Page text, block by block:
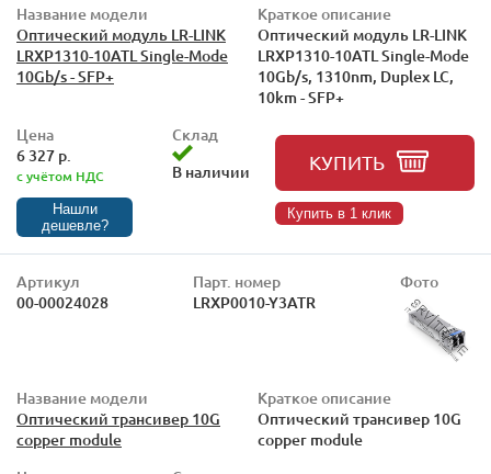
Название модели
Оптический модуль LR-LINK
LRXP1310-10ATL Single-Mode
10Gb/s - SFP+
Краткое описание
Оптический модуль LR-LINK
LRXP1310-10ATL Single-Mode
10Gb/s, 1310nm, Duplex LC,
10km - SFP+
Цена
6 327 р.
с учётом НДС
Нашли
дешевле?
Склад
В наличии
КУПИТЬ
Купить в 1 клик
Артикул
00-00024028
Парт. номер
LRXP0010-Y3ATR
Фото
Название модели
Оптический трансивер 10G
copper module
Краткое описание
Оптический трансивер 10G
copper module